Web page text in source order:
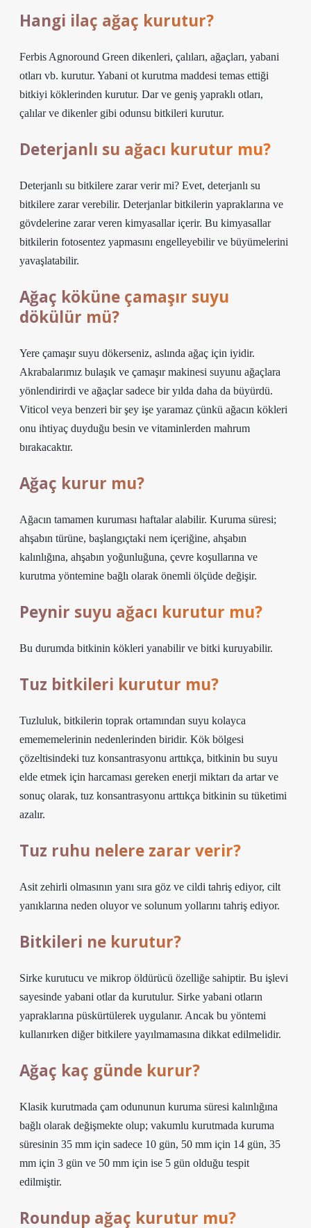
Hangi ilaç ağaç kurutur?
Ferbis Agnoround Green dikenleri, çalıları, ağaçları, yabani
otları vb. kurutur. Yabani ot kurutma maddesi temas ettiği
bitkiyi köklerinden kurutur. Dar ve geniş yapraklı otları,
çalılar ve dikenler gibi odunsu bitkileri kurutur.
Deterjanlı su ağacı kurutur mu?
Deterjanlı su bitkilere zarar verir mi? Evet, deterjanlı su
bitkilere zarar verebilir. Deterjanlar bitkilerin yapraklarına ve
gövdelerine zarar veren kimyasallar içerir. Bu kimyasallar
bitkilerin fotosentez yapmasını engelleyebilir ve büyümelerini
yavaşlatabilir.
Ağaç köküne çamaşır suyu
dökülür mü?
Yere çamaşır suyu dökerseniz, aslında ağaç için iyidir.
Akrabalarımız bulaşık ve çamaşır makinesi suyunu ağaçlara
yönlendirirdi ve ağaçlar sadece bir yılda daha da büyürdü.
Viticol veya benzeri bir şey işe yaramaz çünkü ağacın kökleri
onu ihtiyaç duyduğu besin ve vitaminlerden mahrum
bırakacaktır.
Ağaç kurur mu?
Ağacın tamamen kuruması haftalar alabilir. Kuruma süresi;
ahşabın türüne, başlangıçtaki nem içeriğine, ahşabın
kalınlığına, ahşabın yoğunluğuna, çevre koşullarına ve
kurutma yöntemine bağlı olarak önemli ölçüde değişir.
Peynir suyu ağacı kurutur mu?
Bu durumda bitkinin kökleri yanabilir ve bitki kuruyabilir.
Tuz bitkileri kurutur mu?
Tuzluluk, bitkilerin toprak ortamından suyu kolayca
emememelerinin nedenlerinden biridir. Kök bölgesi
çözeltisindeki tuz konsantrasyonu arttıkça, bitkinin bu suyu
elde etmek için harcaması gereken enerji miktarı da artar ve
sonuç olarak, tuz konsantrasyonu arttıkça bitkinin su tüketimi
azalır.
Tuz ruhu nelere zarar verir?
Asit zehirli olmasının yanı sıra göz ve cildi tahriş ediyor, cilt
yanıklarına neden oluyor ve solunum yollarını tahriş ediyor.
Bitkileri ne kurutur?
Sirke kurutucu ve mikrop öldürücü özelliğe sahiptir. Bu işlevi
sayesinde yabani otlar da kurutulur. Sirke yabani otların
yapraklarına püskürtülerek uygulanır. Ancak bu yöntemi
kullanırken diğer bitkilere yayılmamasına dikkat edilmelidir.
Ağaç kaç günde kurur?
Klasik kurutmada çam odununun kuruma süresi kalınlığına
bağlı olarak değişmekte olup; vakumlu kurutmada kuruma
süresinin 35 mm için sadece 10 gün, 50 mm için 14 gün, 35
mm için 3 gün ve 50 mm için ise 5 gün olduğu tespit
edilmiştir.
Roundup ağaç kurutur mu?